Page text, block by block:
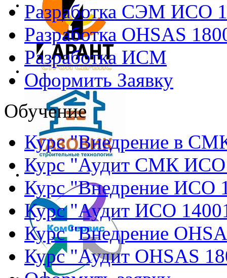
Разработка СЭМ ИСО
Разработка OHSAS
Разработка ИСМ
Оформить Заявку
Обучение
Курс "Внедрение в
Курс "Аудит СМК ИСО
Курс "Внедрение ИСО
Курс "Аудит ИСО
Курс "Внедрение
Курс "Аудит OHSAS